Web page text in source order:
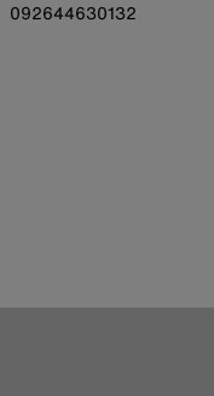
092644630132